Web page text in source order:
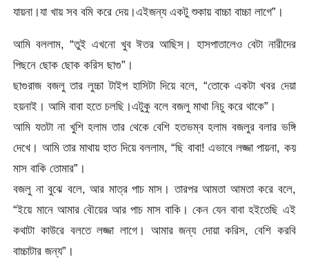
যায়না।যা খায় সব বমি করে দেয়।এইজন্য একটু শুকায় বাচ্চা বাচ্চা লাগে”।
আমি বললাম, “তুই এখনো খুব ঈতর আছিস। হাসপাতালেও বেটা নারীদের
পিছনে ছোক ছোক করিস ছাগু”।
ছাগুরাজ বজলু তার লুচ্চা টাইপ হাসিটা দিয়ে বলে, “তোকে একটা খবর দেয়া
হয়নাই। আমি বাবা হতে চলছি।এটুকু বলে বজলু মাথা নিচু করে থাকে”।
আমি যতটা না খুশি হলাম তার থেকে বেশি হতভম্ব হলাম বজলুর বলার ভঙ্গি
দেখে। আমি তার মাথায় হাত দিয়ে বললাম, “ছি বাবা! এভাবে লজ্জা পায়না, কয়
মাস বাকি তোমার”।
বজলু না বুঝে বলে, আর মাত্র পাচ মাস। তারপর আমতা আমতা করে বলে,
“ইয়ে মানে আমার বৌয়ের আর পাচ মাস বাকি। কেন যেন বাবা হইতেছি এই
কথাটা কাউরে বলতে লজ্জা লাগে। আমার জন্য দোয়া করিস, বেশি করবি
বাচ্চাটার জন্য”।